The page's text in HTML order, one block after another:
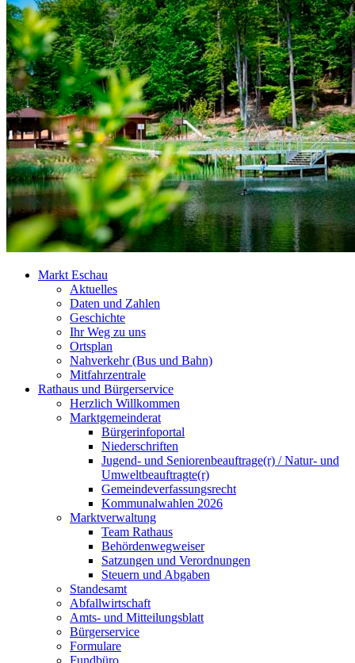
Markt Eschau
Aktuelles
Daten und Zahlen
Geschichte
Ihr Weg zu uns
Ortsplan
Nahverkehr (Bus und Bahn)
Mitfahrzentrale
Rathaus und Bürgerservice
Herzlich Willkommen
Marktgemeinderat
Bürgerinfoportal
Niederschriften
Jugend- und Seniorenbeauftrage(r) / Natur- und
Umweltbeauftragte(r)
Gemeindeverfassungsrecht
Kommunalwahlen 2026
Marktverwaltung
Team Rathaus
Behördenwegweiser
Satzungen und Verordnungen
Steuern und Abgaben
Standesamt
Abfallwirtschaft
Amts- und Mitteilungsblatt
Bürgerservice
Formulare
Fundbüro